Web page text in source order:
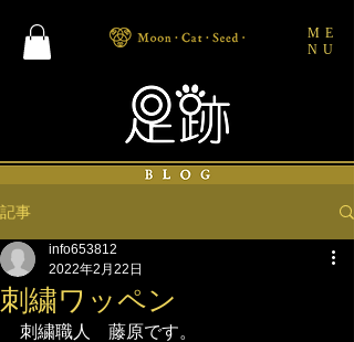
ME
NU
記事
刺繍ワッペン
info653812
2022年2月22日
刺繍職人　藤原です。